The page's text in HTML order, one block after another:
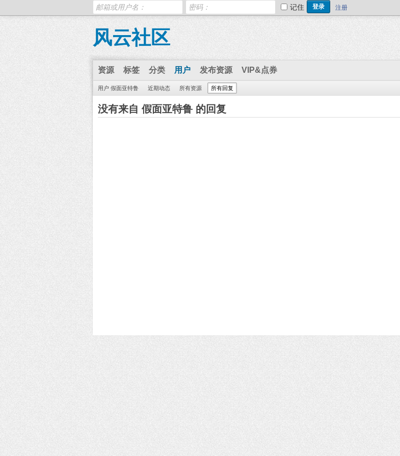
记住 注册
风云社区
资源 标签 分类 用户 发布资源 VIP&点券
用户 假面亚特鲁 近期动态 所有资源 所有回复
没有来自 假面亚特鲁 的回复